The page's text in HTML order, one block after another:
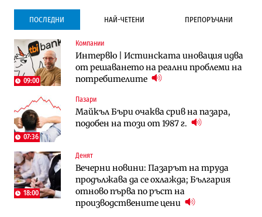
ПОСЛЕДНИ НАЙ-ЧЕТЕНИ ПРЕПОРЪЧАНИ
09:00
Компании
Интервю | Истинската иновация идва
от решаването на реални проблеми на
потребителите
07:36
Пазари
Майкъл Бъри очаква срив на пазара,
подобен на този от 1987 г.
18:00
Денят
Вечерни новини: Пазарът на труда
продължава да се охлажда; България
отново първа по ръст на
производствените цени
Компании
Vivacom предлага над 150 устройства с
90% отстъпка през август
10:33
Градоустройство
Столична община избра изпълнител за
преместването на трамвайното
Енергетика
АЕЦ „Козлодуй“ ще работи само още
няколко седмици, ако сушата продължи
Компании
Vivacom предлага над 150 устройства с
90% отстъпка през август
To:know
Последни дни с обозначаване на цените
в лева: Какво предстои?
To:know
Какво се променя в България от 1
август?